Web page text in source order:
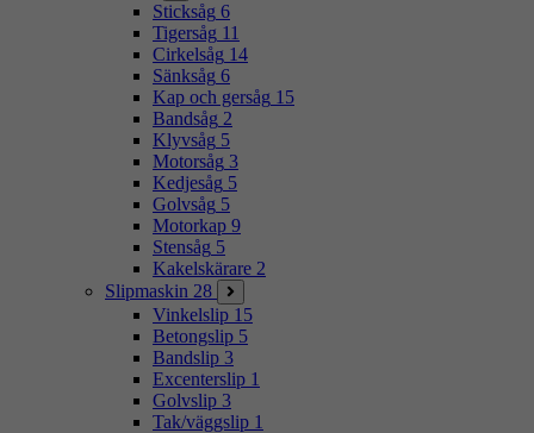
Sticksåg 6
Tigersåg 11
Cirkelsåg 14
Sänksåg 6
Kap och gersåg 15
Bandsåg 2
Klyvsåg 5
Motorsåg 3
Kedjesåg 5
Golvsåg 5
Motorkap 9
Stensåg 5
Kakelskärare 2
Slipmaskin 28
Vinkelslip 15
Betongslip 5
Bandslip 3
Excenterslip 1
Golvslip 3
Tak/väggslip 1